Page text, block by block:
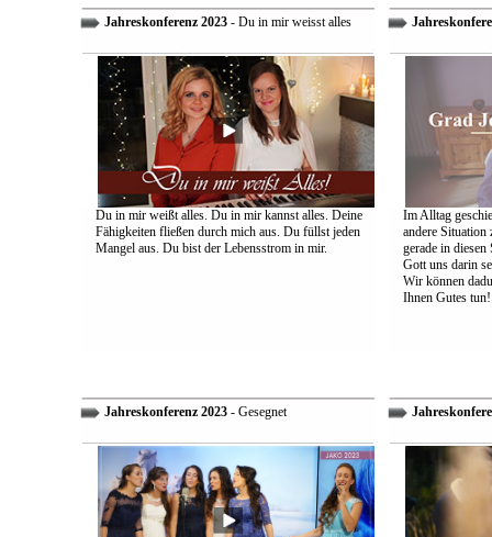
Jahreskonferenz 2023- Du in mir weisst alles
Du in mir weißt alles. Du in mir kannst alles. Deine
Fähigkeiten fließen durch mich aus. Du füllst jeden
Mangel aus. Du bist der Lebensstrom in mir.
Im Alltag
andere
gerade in
Gott uns darin
Wir können
Ihnen Gutes tun!
Jahreskonferenz 2023- Gesegnet